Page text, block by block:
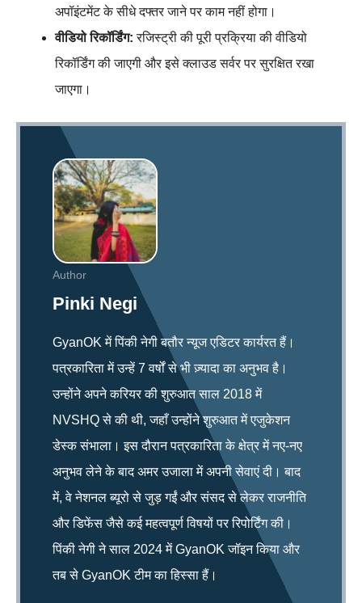
अपॉइंटमेंट के सीधे दफ्तर जाने पर काम नहीं होगा।
वीडियो रिकॉर्डिंग: रजिस्ट्री की पूरी प्रक्रिया की वीडियो
रिकॉर्डिंग की जाएगी और इसे क्लाउड सर्वर पर सुरक्षित रखा
जाएगा।
Author
Pinki Negi
GyanOK में पिंकी नेगी बतौर न्यूज एडिटर कार्यरत हैं।
पत्रकारिता में उन्हें 7 वर्षों से भी ज़्यादा का अनुभव है।
उन्होंने अपने करियर की शुरुआत साल 2018 में
NVSHQ से की थी, जहाँ उन्होंने शुरुआत में एजुकेशन
डेस्क संभाला। इस दौरान पत्रकारिता के क्षेत्र में नए-नए
अनुभव लेने के बाद अमर उजाला में अपनी सेवाएं दी। बाद
में, वे नेशनल ब्यूरो से जुड़ गईं और संसद से लेकर राजनीति
और डिफेंस जैसे कई महत्वपूर्ण विषयों पर रिपोर्टिंग की।
पिंकी नेगी ने साल 2024 में GyanOK जॉइन किया और
तब से GyanOK टीम का हिस्सा हैं।